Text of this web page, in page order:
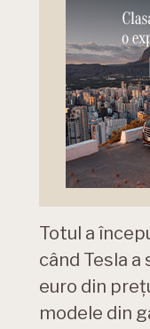
Totul a
când Tesla
euro din
modele din